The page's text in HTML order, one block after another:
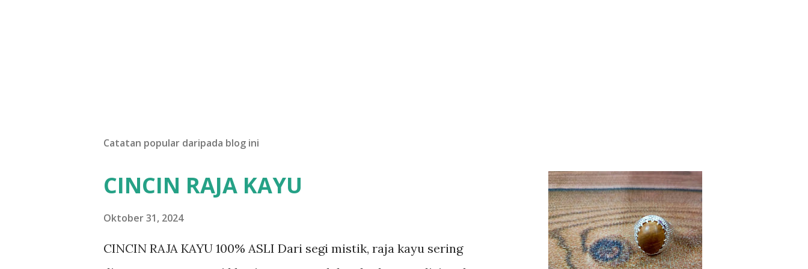
Catatan popular daripada blog ini
CINCIN RAJA KAYU
Oktober 31, 2024
CINCIN RAJA KAYU 100% ASLI Dari segi mistik, raja kayu sering